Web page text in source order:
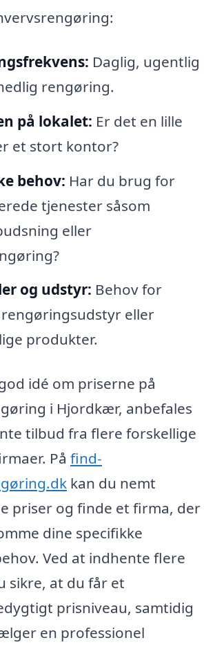
Daglig, ugentlig
rengøring.
på lokalet: Er det en lille
et stort kontor?
behov: Har du brug for
tjenester såsom
eller
og udstyr: Behov for
eller
produkter.
idé om priserne på
i Hjordkær, anbefales
tilbud fra flere forskellige
På find-
kan du nemt
priser og finde et firma, der
dine specifikke
Ved at indhente flere
sikre, at du får et
prisniveau, samtidig
en professionel